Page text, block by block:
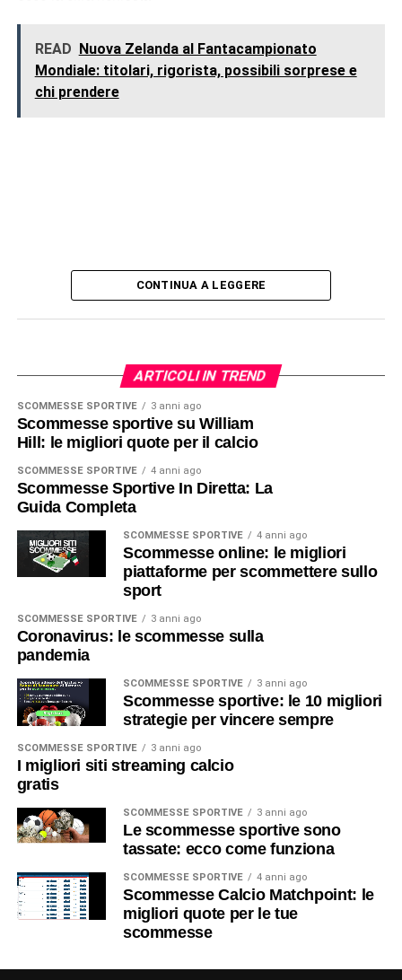
READ Nuova Zelanda al Fantacampionato
Mondiale: titolari, rigorista, possibili sorprese e
chi prendere
CONTINUA A LEGGERE
ARTICOLI IN TREND
SCOMMESSE SPORTIVE 3 anni ago
Scommesse sportive su William
Hill: le migliori quote per il calcio
SCOMMESSE SPORTIVE 4 anni ago
Scommesse Sportive In Diretta: La
Guida Completa
SCOMMESSE SPORTIVE 4 anni ago
Scommesse online: le migliori
piattaforme per scommettere sullo
sport
SCOMMESSE SPORTIVE 3 anni ago
Coronavirus: le scommesse sulla
pandemia
SCOMMESSE SPORTIVE 3 anni ago
Scommesse sportive: le 10 migliori
strategie per vincere sempre
SCOMMESSE SPORTIVE 3 anni ago
I migliori siti streaming calcio
gratis
SCOMMESSE SPORTIVE 3 anni ago
Le scommesse sportive sono
tassate: ecco come funziona
SCOMMESSE SPORTIVE 4 anni ago
Scommesse Calcio Matchpoint: le
migliori quote per le tue
scommesse